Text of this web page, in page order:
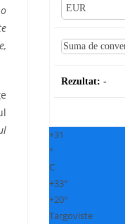
Rezultat: -
+31
°
C
+33°
+20°
Targoviste